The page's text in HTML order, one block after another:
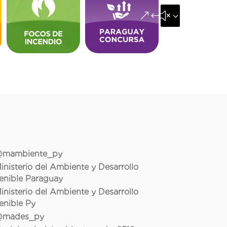
&#x35;
del Ambiente y Desarrollo
Paraguay
del Ambiente y Desarrollo
Py